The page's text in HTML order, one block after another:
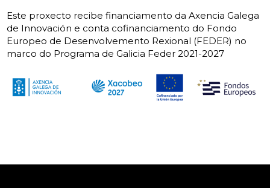
Este proxecto recibe financiamento da Axencia Galega
de Innovación e conta cofinanciamento do Fondo
Europeo de Desenvolvemento Rexional (FEDER) no
marco do Programa de Galicia Feder 2021-2027